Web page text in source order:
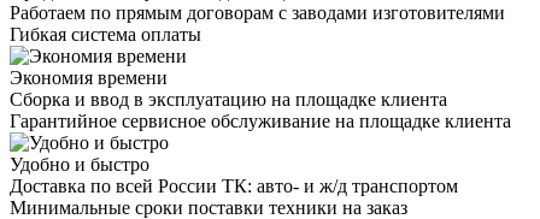
Работаем по прямым договорам с заводами изготовителями
Гибкая система оплаты
Экономия времени
Сборка и ввод в эксплуатацию на площадке клиента
Гарантийное сервисное обслуживание на площадке клиента
Удобно и быстро
Доставка по всей России ТК: авто- и ж/д транспортом
Минимальные сроки поставки техники на заказ